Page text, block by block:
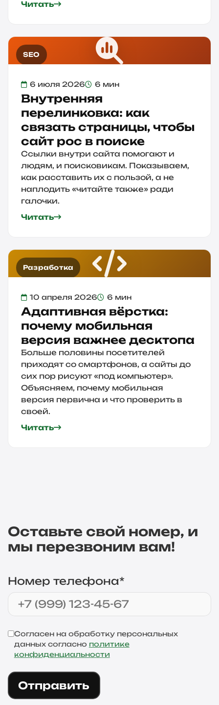
Читать
SEO
6 июля 2026 6 мин
Внутренняя
перелинковка: как
связать страницы, чтобы
сайт рос в поиске
Ссылки внутри сайта помогают и
людям, и поисковикам. Показываем,
как расставить их с пользой, а не
наплодить «читайте также» ради
галочки.
Читать
Разработка
10 апреля 2026 6 мин
Адаптивная вёрстка:
почему мобильная
версия важнее десктопа
Больше половины посетителей
приходят со смартфонов, а сайты до
сих пор рисуют «под компьютер».
Объясняем, почему мобильная
версия первична и что проверить в
своей.
Читать
Оставьте свой номер, и
мы перезвоним вам!
Номер телефона*
Согласен на обработку персональных
данных согласно политике
конфиденциальности
Отправить